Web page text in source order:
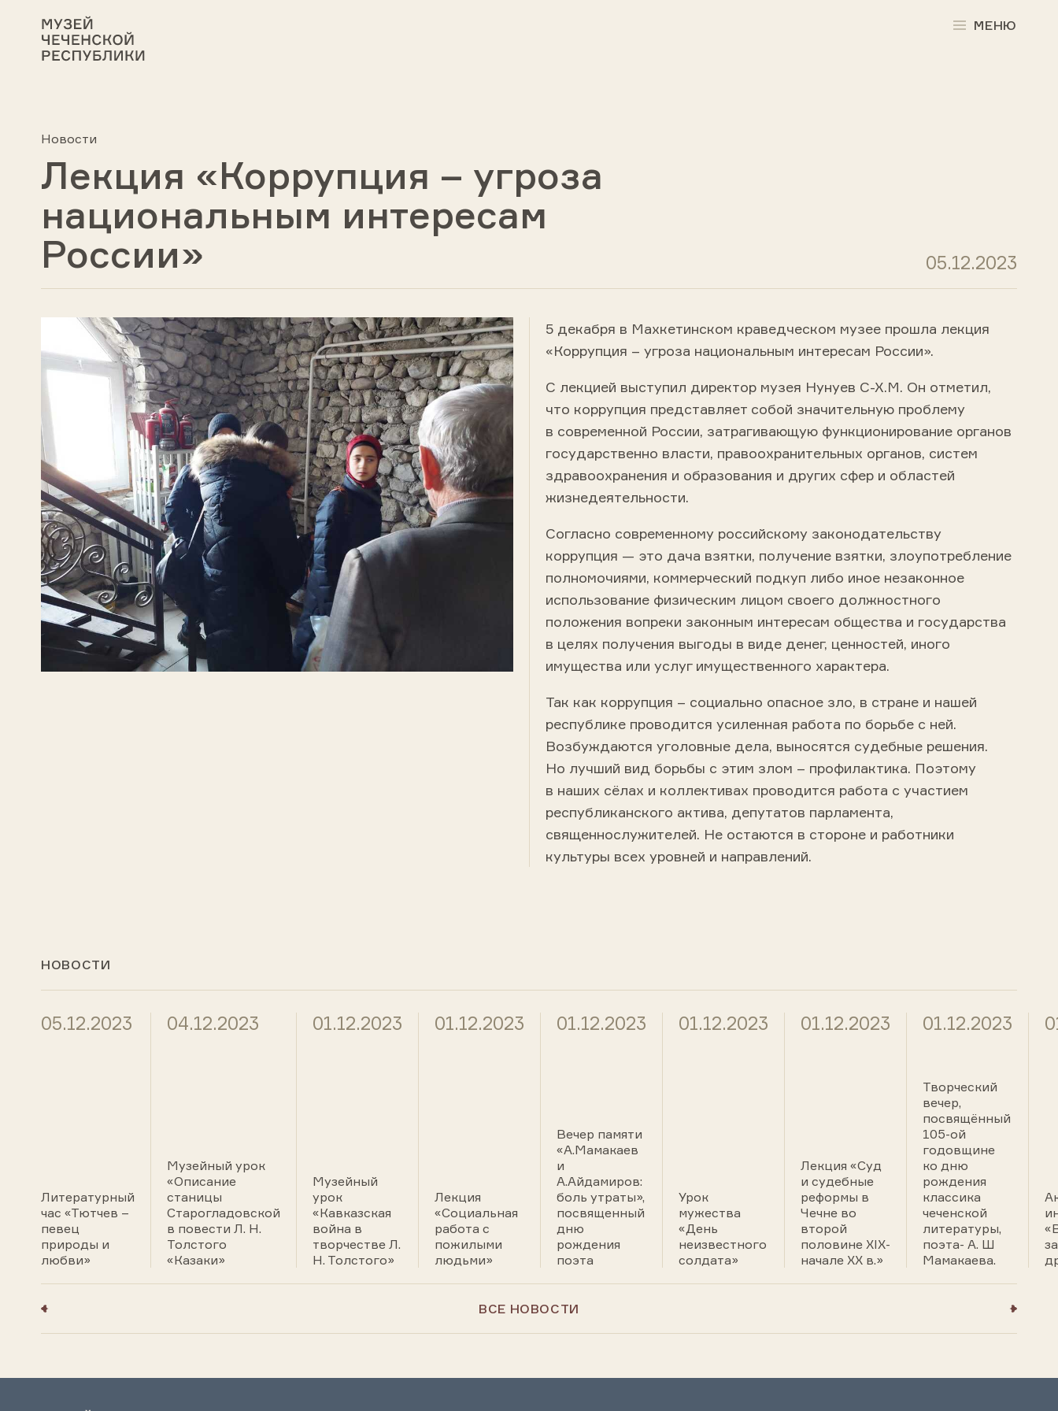
МЕНЮ
Новости
Лекция «Коррупция – угроза
национальным интересам
России»
05.12.2023
5 декабря в Махкетинском краведческом музее прошла лекция
«Коррупция – угроза национальным интересам России».
С лекцией выступил директор музея Нунуев С-Х.М. Он отметил,
что коррупция представляет собой значительную проблему
в современной России, затрагивающую функционирование органов
государственно власти, правоохранительных органов, систем
здравоохранения и образования и других сфер и областей
жизнедеятельности.
Согласно современному российскому законодательству
коррупция — это дача взятки, получение взятки, злоупотребление
полномочиями, коммерческий подкуп либо иное незаконное
использование физическим лицом своего должностного
положения вопреки законным интересам общества и государства
в целях получения выгоды в виде денег, ценностей, иного
имущества или услуг имущественного характера.
Так как коррупция – социально опасное зло, в стране и нашей
республике проводится усиленная работа по борьбе с ней.
Возбуждаются уголовные дела, выносятся судебные решения.
Но лучший вид борьбы с этим злом – профилактика. Поэтому
в наших сёлах и коллективах проводится работа с участием
республиканского актива, депутатов парламента,
священнослужителей. Не остаются в стороне и работники
культуры всех уровней и направлений.
НОВОСТИ
05.12.2023
Литературный
час «Тютчев –
певец
природы и
любви»
04.12.2023
Музейный урок
«Описание
станицы
Старогладовской
в повести Л. Н.
Толстого
«Казаки»
01.12.2023
Музейный
урок
«Кавказская
война в
творчестве Л.
Н. Толстого»
01.12.2023
Лекция
«Социальная
работа с
пожилыми
людьми»
01.12.2023
Вечер памяти
«А.Мамакаев
и
А.Айдамиров:
боль утраты»,
посвященный
дню
рождения
поэта
01.12.2023
Урок
мужества
«День
неизвестного
солдата»
01.12.2023
Лекция «Суд
и судебные
реформы в
Чечне во
второй
половине XIX-
начале XX в.»
01.12.2023
Творческий
вечер,
посвящённый
105-ой
годовщине
ко дню
рождения
классика
чеченской
литературы,
поэта- А. Ш
Мамакаева.
ВСЕ НОВОСТИ